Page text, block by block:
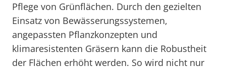
Pflege von Grünflächen. Durch den gezielten
Einsatz von Bewässerungssystemen,
angepassten Pflanzkonzepten und
klimaresistenten Gräsern kann die Robustheit
der Flächen erhöht werden. So wird nicht nur